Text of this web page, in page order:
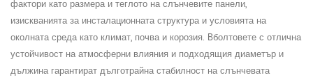
фактори като размера и теглото на слънчевите панели,
изискванията за инсталационната структура и условията на
околната среда като климат, почва и корозия. Bболтовете с отлична
устойчивост на атмосферни влияния и подходящия диаметър и
дължина гарантират дълготрайна стабилност наслънчевата